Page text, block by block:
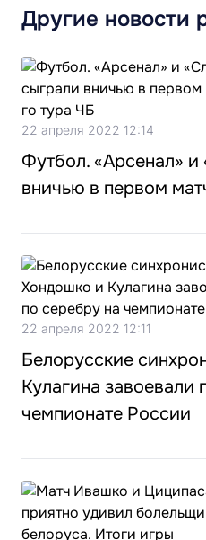
Другие новости
22 апреля 2022 12:14
Футбол. «Арсенал» и
вничью в первом
22 апреля 2022 12:11
Белорусские
Кулагина завоевали
чемпионате России